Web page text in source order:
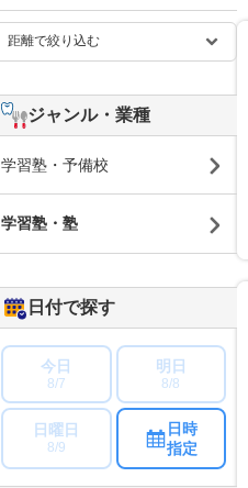
ジャンル・業種
学習塾・予備校
学習塾・塾
日付で探す
今日
8/7
明日
8/8
日曜日
8/9
日時
指定